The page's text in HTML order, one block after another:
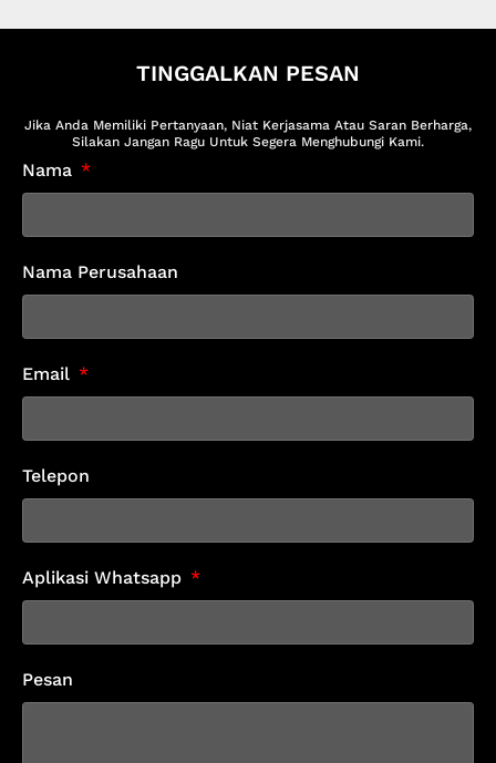
TINGGALKAN PESAN
Jika Anda Memiliki Pertanyaan, Niat Kerjasama Atau Saran Berharga,
Silakan Jangan Ragu Untuk Segera Menghubungi Kami.
Nama
Nama Perusahaan
Email
Telepon
Aplikasi Whatsapp
Pesan